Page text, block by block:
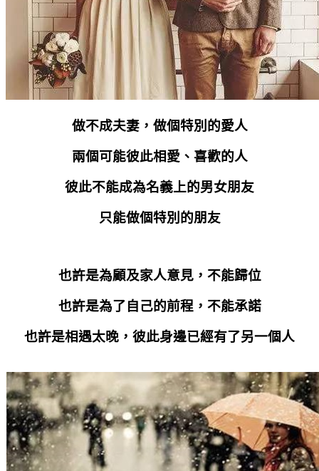
做不成夫妻，做個特別的愛人
兩個可能彼此相愛、喜歡的人
彼此不能成為名義上的男女朋友
只能做個特別的朋友
也許是為顧及家人意見，不能歸位
也許是為了自己的前程，不能承諾
也許是相遇太晚，彼此身邊已經有了另一個人